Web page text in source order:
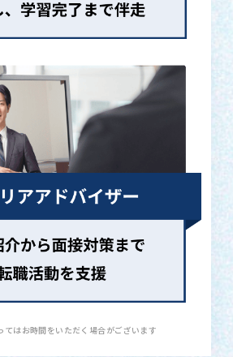
はお時間をいただく場合がございます